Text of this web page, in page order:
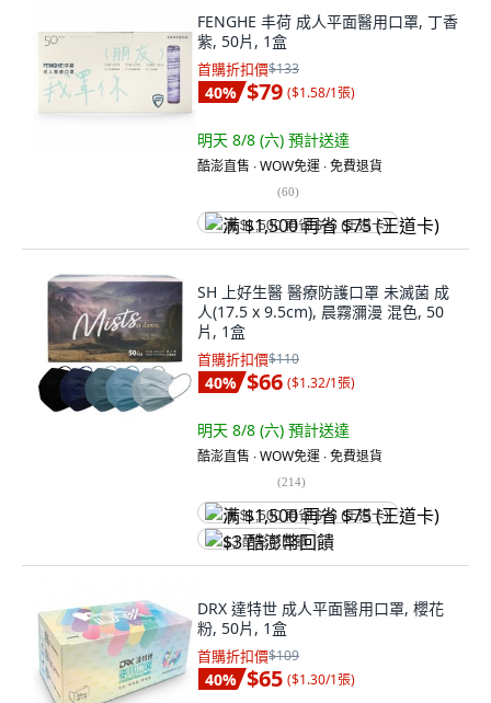
FENGHE 丰荷 成人平面醫用口罩, 丁香
紫, 50片, 1盒
首購折扣價$133
40% $79 ($1.58/1張)
明天 8/8 (六) 預計送達
酷澎直售 ∙ WOW免運 ∙ 免費退貨
(60)
满 $1,500 再省 $75 (王道卡)
SH 上好生醫 醫療防護口罩 未滅菌 成
人(17.5 x 9.5cm), 晨霧瀰漫 混色, 50
片, 1盒
首購折扣價$110
40% $66 ($1.32/1張)
明天 8/8 (六) 預計送達
酷澎直售 ∙ WOW免運 ∙ 免費退貨
(214)
满 $1,500 再省 $75 (王道卡)
$3 酷澎幣回饋
DRX 達特世 成人平面醫用口罩, 櫻花
粉, 50片, 1盒
首購折扣價$109
40% $65 ($1.30/1張)